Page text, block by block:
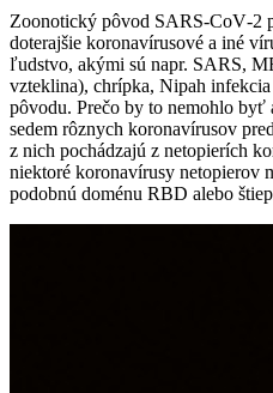
Zoonotický pôvod SARS‑CoV‑2
doterajšie koronavírusové a iné
ľudstvo, akými sú napr. SARS,
vzteklina), chrípka, Nipah
pôvodu. Prečo by to nemohlo
sedem rôznych koronavírusov
z nich pochádzajú z netopierích
niektoré koronavírusy netopierov
podobnú doménu RBD alebo